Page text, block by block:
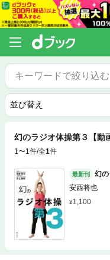
幻のラジオ体操第３【動
1〜1件/全1件
最新刊
幻の
安西将也
1,100